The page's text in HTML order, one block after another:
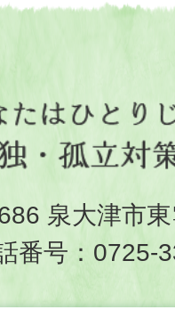
泉大津市
番号：0725-